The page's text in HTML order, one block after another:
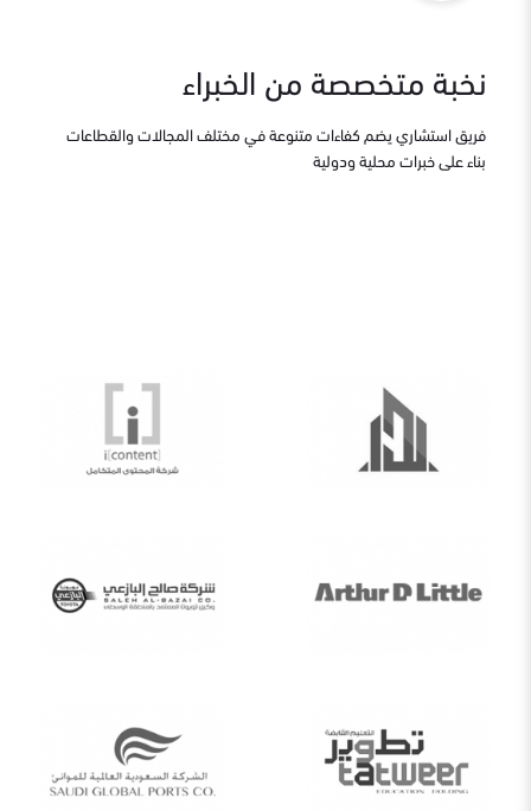
نخبة متخصصة من الخبراء
فريق استشاري يضم كفاءات متنوعة في مختلف المجالات والقطاعات
بناء على خبرات محلية ودولية